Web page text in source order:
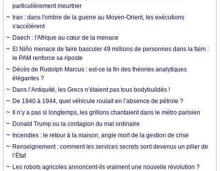
particulièrement meurtrier
Iran : dans l'ombre de la guerre au Moyen-Orient, les exécutions
s'accélèrent
Daech : l'Afrique au cœur de la menace
El Niño menace de faire basculer 49 millions de personnes dans la faim :
le PAM renforce sa riposte
Décès de Rudolph Marcus : est-ce la fin des théories analytiques
élégantes ?
Dans l’Antiquité, les Grecs n’étaient pas tous bodybuildés !
De 1940 à 1944, quel véhicule roulait en l’absence de pétrole ?
Il n’y a pas si longtemps, les grillons chantaient dans le métro parisien
Donald Trump ou la contagion du mal ordinaire
Incendies : le retour à la maison, angle mort de la gestion de crise
Renseignement : comment les services secrets sont devenus un pilier de
l’État
Les robots agricoles annoncent-ils vraiment une nouvelle révolution ?